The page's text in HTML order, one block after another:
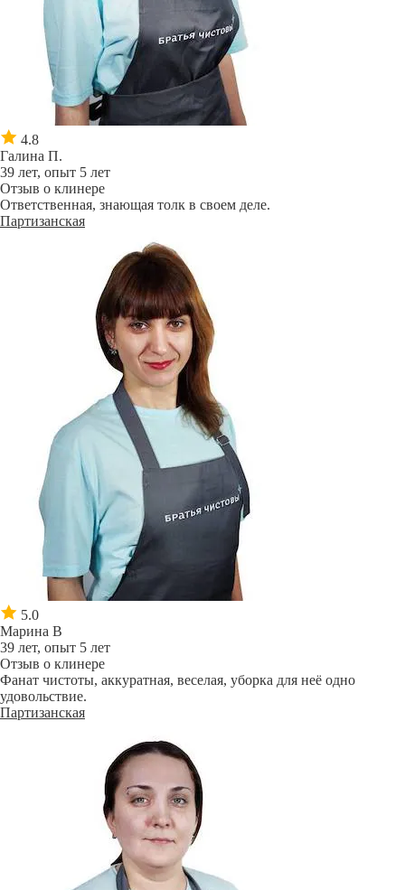
4.8
Галина П.
39 лет, опыт 5 лет
Отзыв о клинере
Ответственная, знающая толк в своем деле.
Партизанская
5.0
Марина В
39 лет, опыт 5 лет
Отзыв о клинере
Фанат чистоты, аккуратная, веселая, уборка для неё одно
удовольствие.
Партизанская